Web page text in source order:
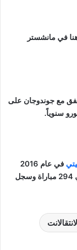
في مانشستر
مع جوندوجان على
في عام 2016
قادماً من بوروسيا دورتموند، وخاض مع السيتي 294 مباراة وسجل